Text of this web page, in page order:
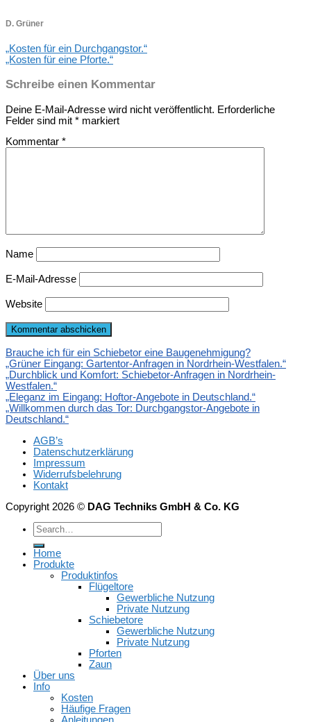
D. Grüner
„Kosten für ein Durchgangstor.“
„Kosten für eine Pforte.“
Schreibe einen Kommentar
Deine E-Mail-Adresse wird nicht veröffentlicht. Erforderliche
Felder sind mit * markiert
Kommentar *
Name
E-Mail-Adresse
Website
Brauche ich für ein Schiebetor eine Baugenehmigung?
„Grüner Eingang: Gartentor-Anfragen in Nordrhein-Westfalen.“
„Durchblick und Komfort: Schiebetor-Anfragen in Nordrhein-
Westfalen.“
„Eleganz im Eingang: Hoftor-Angebote in Deutschland.“
„Willkommen durch das Tor: Durchgangstor-Angebote in
Deutschland.“
AGB’s
Datenschutzerklärung
Impressum
Widerrufsbelehrung
Kontakt
Copyright 2026 © DAG Techniks GmbH & Co. KG
Home
Produkte
Produktinfos
Flügeltore
Gewerbliche Nutzung
Private Nutzung
Schiebetore
Gewerbliche Nutzung
Private Nutzung
Pforten
Zaun
Über uns
Info
Kosten
Häufige Fragen